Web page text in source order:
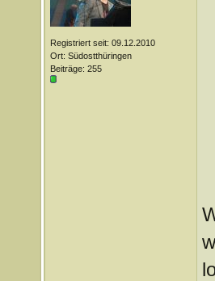
Registriert seit: 09.12.2010
Ort: Südostthüringen
Beiträge: 255